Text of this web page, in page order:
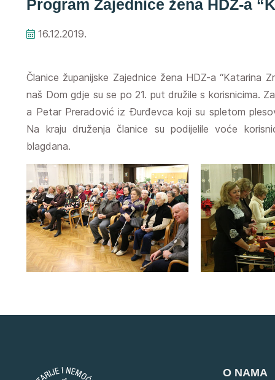
Program Zajednice žena HDZ-a
16.12.2019.
Članice županijske Zajednice žena HDZ-a “Katarina
naš Dom gdje su se po 21. put družile s korisnicima.
a Petar Preradović iz Đurđevca koji su spletom
Na kraju druženja članice su podijelile voće
blagdana.
O NAMA